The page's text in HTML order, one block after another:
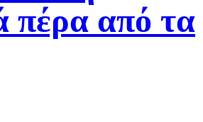
πέρα από τα